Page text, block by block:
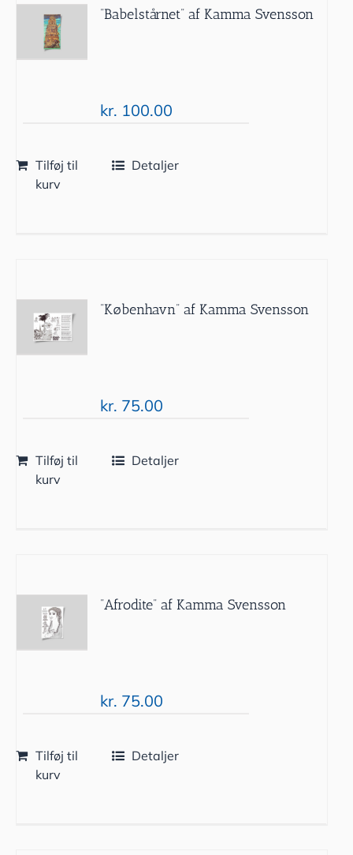
”Babelstårnet” af Kamma Svensson
kr. 100.00
Tilføj til
kurv
Detaljer
”København” af Kamma Svensson
kr. 75.00
Tilføj til
kurv
Detaljer
”Afrodite” af Kamma Svensson
kr. 75.00
Tilføj til
kurv
Detaljer